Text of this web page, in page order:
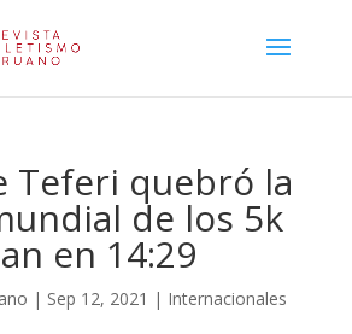
Teferi quebró la
de los 5k
en 14:29
| Sep 12, 2021 | Internacionales